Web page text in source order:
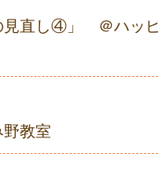
見直し④」 ＠ハッ
教室